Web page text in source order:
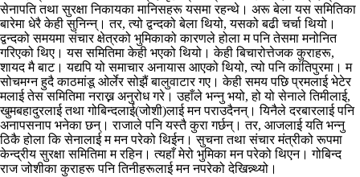
सेनापति तथा सुरक्षा निकायका मानिसहरू यसमा रहन्थे। अरू बेला यस समितिका
बारेमा धेरै केही सुनिन्न्। तर, त्यो द्वन्दको बेला थियो, यसको बढी चर्चा थियो।
द्वन्दको समयमा संचार क्षेत्रको भुमिकाको कारणले होला म पनि तेसमा मनोनित
गरिएको थिए। यस समितिमा केही भएको थियो। केही बिचारोत्तेजक कुराहरू,
शायद मै बाट। यद्यपि यो समाचार अनायास आएको थियो, त्यो पनि कांतिपुरमा। म
सोचमग्न हुदै काठमांडू ओर्लेर सोझैं बालुवाटार गए। केही समय पछि प्रमलाई भेटेर
मलाई तेस समितिमा नराख्न अनुरोध गरे। उहाँले भन्नु भयो, हो यो सेनाले तिमीलाई,
खुमबहादुरलाई तथा गोबिन्दलाई(जोशी)लाई मन पराउदैनन्। यिनैले दरबारलाई पनि
अनापसनाप भनेका छन्। राजाले पनि यस्तै कुरा गर्छन्। तर, आजलाई यति भन्नु
ठिकै होला कि सेनालाई म मन परेको थिईन। सुचना तथा संचार मंत्रीको रूपमा
केन्द्रीय सुरक्षा समितिमा म रहिन। त्यहाँ मेरो भुमिका मन परेको थिएन। गोबिन्द
राज जोशीका कुराहरू पनि तिनीहरूलाई मन नपरेको देखिन्न्थ्यो।